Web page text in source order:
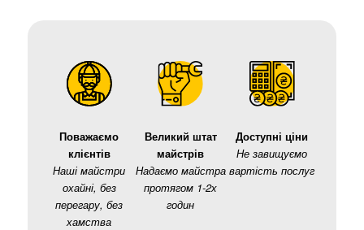
Поважаємо
клієнтів
Наші майстри
охайні, без
перегару, без
хамства
Великий штат
майстрів
Надаємо майстра
протягом 1-2х
годин
Доступні ціни
Не завищуємо
вартість послуг